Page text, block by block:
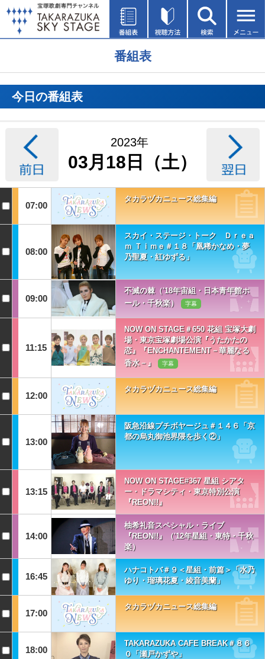
番組表
今日の番組表
2023年
03月18日（土）
07:00
タカラヅカニュース総集編
08:00
スカイ・ステージ・トーク Ｄｒｅａ
ｍ Ｔｉｍｅ＃１８「凰稀かなめ・夢
乃聖夏・紅ゆずる」
09:00
不滅の棘（'18年宙組・日本青年館ホ
ール・千秋楽）
字幕
11:15
NOW ON STAGE＃650 花組 宝塚大劇
場・東京宝塚劇場公演『うたかたの
恋』『ENCHANTEMENT－華麗なる
香水－』
字幕
12:00
タカラヅカニュース総集編
13:00
阪急沿線プチボヤージュ＃１４６「京
都の烏丸御池界隈を歩く②」
13:15
NOW ON STAGE#367 星組 シアタ
ー・ドラマシティ・東京特別公演
『REON!!』
14:00
柚希礼音スペシャル・ライブ
『REON!!』（'12年星組・東特・千秋
楽）
16:45
ハナコトバ＃９＜星組・前篇＞「水乃
ゆり・瑠璃花夏・綾音美蘭」
17:00
タカラヅカニュース総集編
18:00
TAKARAZUKA CAFE BREAK＃８６
０「瀬戸かずや」